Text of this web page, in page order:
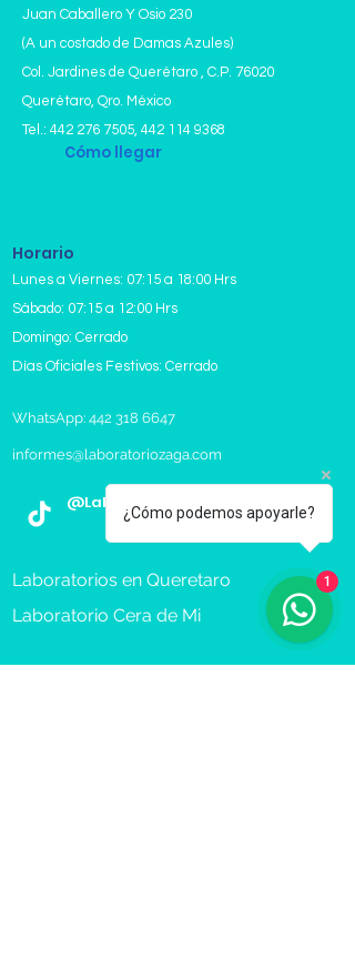
Cómo llegar
Juan Caballero Y Osio 230
(A un costado de Damas Azules)
Col. Jardines de Querétaro , C.P. 76020
Querétaro, Qro. México
Tel.: 442 276 7505, 442 114 9368
Horario
Lunes a Viernes: 07:15 a 18:00 Hrs
Sábado: 07:15 a 12:00 Hrs
Domingo: Cerrado
Días Oficiales Festivos: Cerrado
WhatsApp: 442 318 6647
informes@laboratoriozaga.com
@LaboratorioZAGA
Laboratorios en Queretaro
Laboratorio Cera de Mi
¿Cómo podemos apoyarle?
1